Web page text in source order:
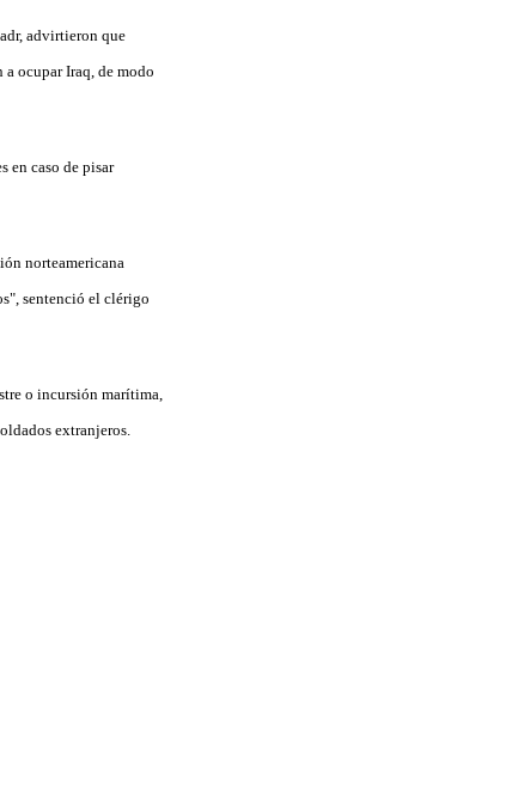
advirtieron que
ocupar Iraq, de modo
en caso de pisar
norteamericana
sentenció el clérigo
o incursión marítima,
extranjeros.